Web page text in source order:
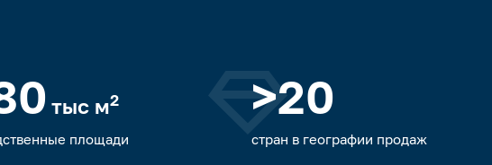
тыс м2
площади
>20
стран в географии продаж